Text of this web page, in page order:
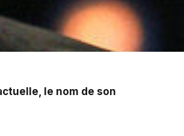
le nom de son